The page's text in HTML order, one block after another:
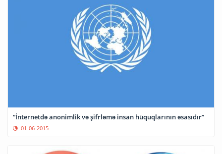
“İnternetdə anonimlik və şifrləmə insan hüquqlarının əsasıdır”
01-06-2015